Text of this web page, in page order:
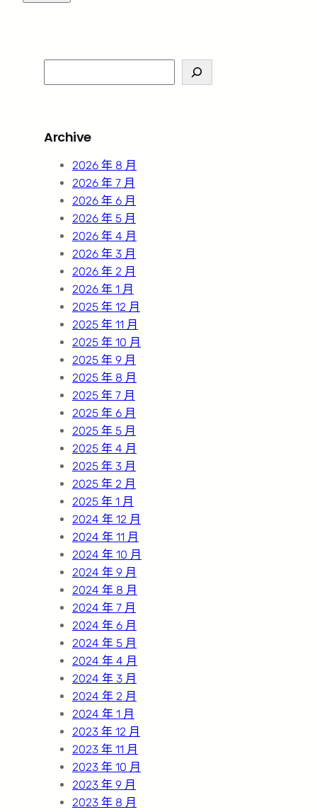
e
c
Archive
2026 年 8 月
2026 年 7 月
2026 年 6 月
2026 年 5 月
2026 年 4 月
2026 年 3 月
2026 年 2 月
2026 年 1 月
2025 年 12 月
2025 年 11 月
2025 年 10 月
2025 年 9 月
2025 年 8 月
2025 年 7 月
2025 年 6 月
2025 年 5 月
2025 年 4 月
2025 年 3 月
2025 年 2 月
2025 年 1 月
2024 年 12 月
2024 年 11 月
2024 年 10 月
2024 年 9 月
2024 年 8 月
2024 年 7 月
2024 年 6 月
2024 年 5 月
2024 年 4 月
2024 年 3 月
2024 年 2 月
2024 年 1 月
2023 年 12 月
2023 年 11 月
2023 年 10 月
2023 年 9 月
2023 年 8 月